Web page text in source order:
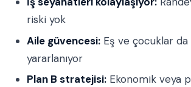
riski yok
Aile güvencesi: Eş ve çocuklar da
yararlanıyor
Plan B stratejisi: Ekonomik veya